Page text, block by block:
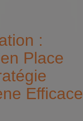
:
Place
Efficace